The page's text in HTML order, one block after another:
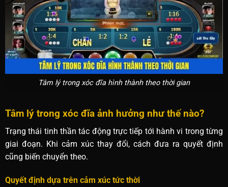
Tâm lý trong xóc đĩa hình thành theo thời gian
Tâm lý trong xóc đĩa ảnh hưởng như thế nào?
Trạng thái tinh thần tác động trực tiếp tới hành vi trong từng
giai đoạn. Khi cảm xúc thay đổi, cách đưa ra quyết định
cũng biến chuyển theo.
Quyết định dựa trên cảm xúc tức thời